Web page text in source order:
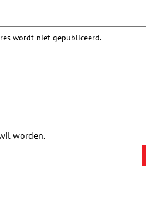
wordt niet gepubliceerd.
worden.